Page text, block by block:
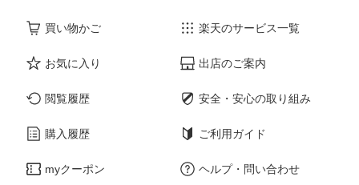
買い物かご
お気に入り
閲覧履歴
購入履歴
myクーポン
楽天のサービス一覧
出店のご案内
安全・安心の取り組み
ご利用ガイド
ヘルプ・問い合わせ